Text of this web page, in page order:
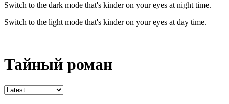
Switch to the dark mode that's kinder on your eyes at night time.
Switch to the light mode that's kinder on your eyes at day time.
Тайный роман